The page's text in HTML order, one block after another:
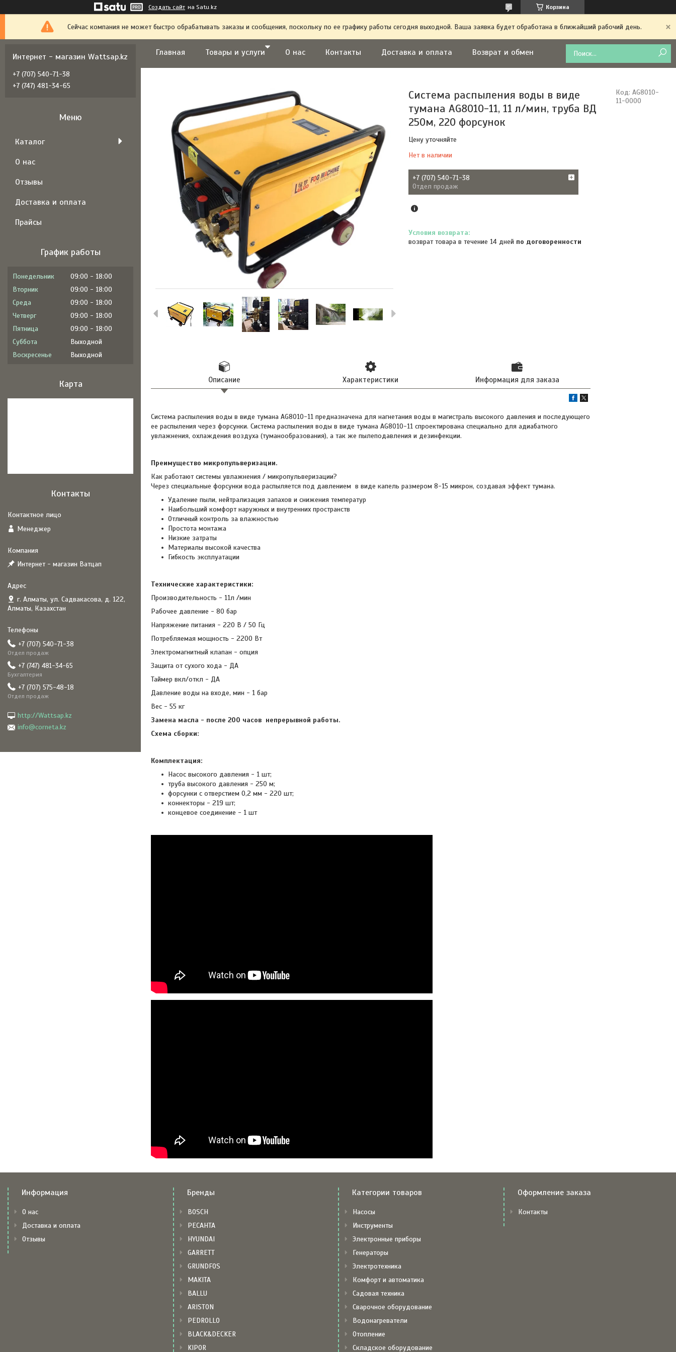
Создать сайт на Satu.kz Корзина
Сейчас компания не может быстро обрабатывать заказы и сообщения, поскольку по ее графику работы сегодня выходной. Ваша заявка будет обработана в ближайший рабочий день.
Главная Товары и услуги О нас Контакты Доставка и оплата Возврат и обмен
Система распыления воды в виде
тумана AG8010-11, 11 л/мин, труба ВД
250м, 220 форсунок
Цену уточняйте
Нет в наличии
Код: AG8010-
11-0000
+7 (707) 540-71-38
Отдел продаж
возврат товара в течение 14 дней по договоренности
Описание Характеристики Информация для заказа
Система распыления воды в виде тумана AG8010-11 предназначена для нагнетания воды в магистраль высокого давления и последующего
ее распыления через форсунки. Система распыления воды в виде тумана AG8010-11 спроектирована специально для адиабатного
увлажнения, охлаждения воздуха (туманообразования), а так же пылеподавления и дезинфекции.
Преимущество микропульверизации.
Как работают системы увлажнения / микропульверизации?
Через специальные форсунки вода распыляется под давлением в виде капель размером 8-15 микрон, создавая эффект тумана.
Удаление пыли, нейтрализация запахов и снижения температур
Наибольший комфорт наружных и внутренних пространств
Отличный контроль за влажностью
Простота монтажа
Низкие затраты
Материалы высокой качества
Гибкость эксплуатации
Технические характеристики:
Производительность - 11л /мин
Рабочее давление - 80 бар
Напряжение питания - 220 В / 50 Гц
Потребляемая мощность - 2200 Вт
Электромагнитный клапан - опция
Защита от сухого хода - ДА
Таймер вкл/откл - ДА
Давление воды на входе, мин - 1 бар
Вес - 55 кг
Замена масла - после 200 часов непрерывной работы.
Схема сборки:
Комплектация:
Насос высокого давления - 1 шт;
труба высокого давления - 250 м;
форсунки с отверстием 0,2 мм - 220 шт;
коннекторы - 219 шт;
концевое соединение - 1 шт
Интернет - магазин Wattsap.kz
+7 (707) 540-71-38
+7 (747) 481-34-65
Каталог
О нас
Отзывы
Доставка и оплата
Прайсы
График работы
Понедельник 09:00
18:00
Вторник
09:00
18:00
Среда
09:00
18:00
Четверг
09:00
18:00
Пятница
09:00
18:00
Суббота
Выходной
Воскресенье
Выходной
Карта
Контакты
Менеджер
Интернет - магазин Ватцап
г. Алматы, ул. Садвакасова, д. 122,
Алматы, Казахстан
+7 (707) 540-71-38
Отдел продаж
+7 (747) 481-34-65
Бухгалтерия
+7 (707) 575-48-18
Отдел продаж
http://Wattsap.kz
info@corneta.kz
Информация
О нас
Доставка и оплата
Отзывы
Бренды
BOSCH
РЕСАНТА
HYUNDAI
GARRETT
GRUNDFOS
MAKITA
BALLU
ARISTON
PEDROLLO
BLACK&DECKER
KIPOR
Категории товаров
Насосы
Инструменты
Электронные приборы
Генераторы
Электротехника
Комфорт и автоматика
Садовая техника
Сварочное оборудование
Водонагреватели
Отопление
Складское оборудование
Оформление заказа
Контакты